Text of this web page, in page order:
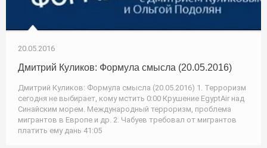
20.05.2016
Дмитрий Куликов: Формула смысла (20.05.2016)
Дмитрий Куликов: Формула смысла (20.05.2016) 1. Терроризм
сегодня не выбирает, кому мстить 0:00 Крушение EgyptAir над
Синайским морем. Международный терроризм, проблема
мигрантов в Европе и др. 2. Чабуев требовал от мигрантов
платить ему дань 41:05